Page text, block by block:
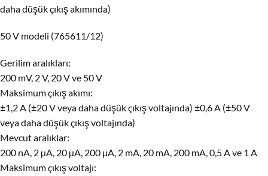
daha düşük çıkış akımında)
50 V modeli (765611/12)
Gerilim aralıkları:
200 mV, 2 V, 20 V ve 50 V
Maksimum çıkış akımı:
±1,2 A (±20 V veya daha düşük çıkış voltajında) ±0,6 A (±50 V
veya daha düşük çıkış voltajında)
Mevcut aralıklar:
200 nA, 2 µA, 20 µA, 200 µA, 2 mA, 20 mA, 200 mA, 0,5 A ve 1 A
Maksimum çıkış voltajı: